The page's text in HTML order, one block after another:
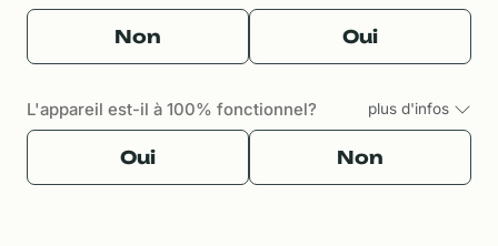
Non Oui
L'appareil est-il à 100% fonctionnel? plus d'infos
Oui Non